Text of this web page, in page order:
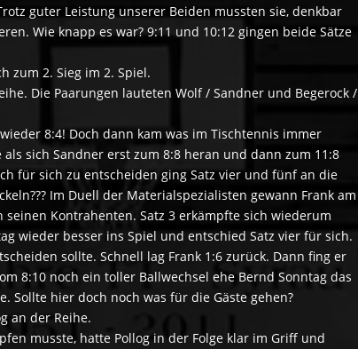
guter Leistung unserer Beiden mussten sie, denkbar
Wie knapp es war? 9:11 und 10:12 gingen beide Sätze
zum 2. Sieg im 2. Spiel.
Die Paarungen lauteten Wolf / Sandner und Begerock /
8:4! Doch dann kam was im Tischtennis immer
sich Sandner erst zum 8:8 heran und dann zum 11:8
für sich zu entscheiden ging Satz vier und fünf an die
Im Duell der Materialspezialisten gewann Frank am
Kontrahenten. Satz 3 erkämpfte sich wiederum
wieder besser ins Spiel und entschied Satz vier für sich.
sollte. Schnell lag Frank 1:6 zurück. Dann fing er
8:10 noch ein toller Ballwechsel ehe Bernd Sonntag das
Sollte hier doch noch was für die Gäste gehen?
an der Reihe.
musste, hatte Pollog in der Folge klar im Griff und